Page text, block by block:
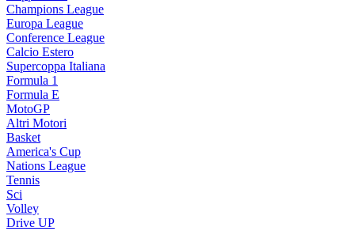
Champions League
Europa League
Conference League
Calcio Estero
Supercoppa Italiana
Formula 1
Formula E
MotoGP
Altri Motori
Basket
America's Cup
Nations League
Tennis
Sci
Volley
Drive UP